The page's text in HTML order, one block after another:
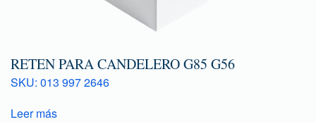
RETEN PARA CANDELERO G85 G56
SKU: 013 997 2646
Leer más